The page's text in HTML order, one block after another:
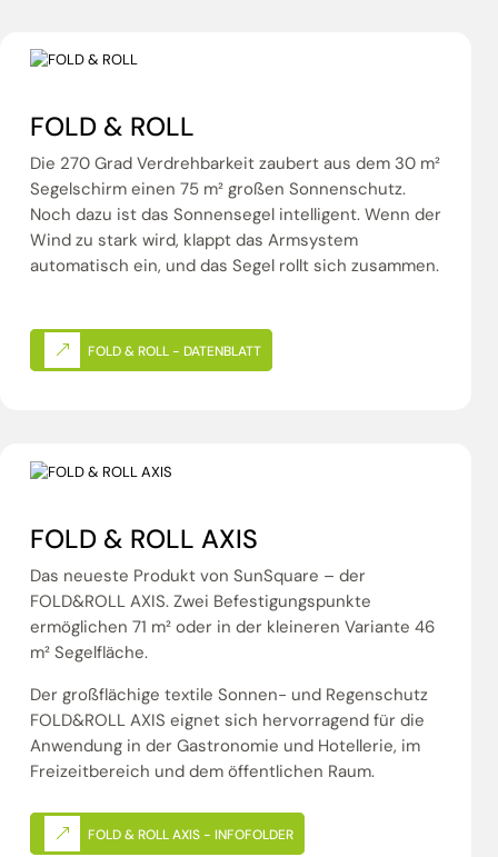
FOLD & ROLL
Die 270 Grad Verdrehbarkeit zaubert aus dem 30 m²
Segelschirm einen 75 m² großen Sonnenschutz.
Noch dazu ist das Sonnensegel intelligent. Wenn der
Wind zu stark wird, klappt das Armsystem
automatisch ein, und das Segel rollt sich zusammen.
FOLD & ROLL - DATENBLATT
FOLD & ROLL AXIS
Das neueste Produkt von SunSquare – der
FOLD&ROLL AXIS. Zwei Befestigungspunkte
ermöglichen 71 m² oder in der kleineren Variante 46
m² Segelfläche.
Der großflächige textile Sonnen- und Regenschutz
FOLD&ROLL AXIS eignet sich hervorragend für die
Anwendung in der Gastronomie und Hotellerie, im
Freizeitbereich und dem öffentlichen Raum.
FOLD & ROLL AXIS - INFOFOLDER